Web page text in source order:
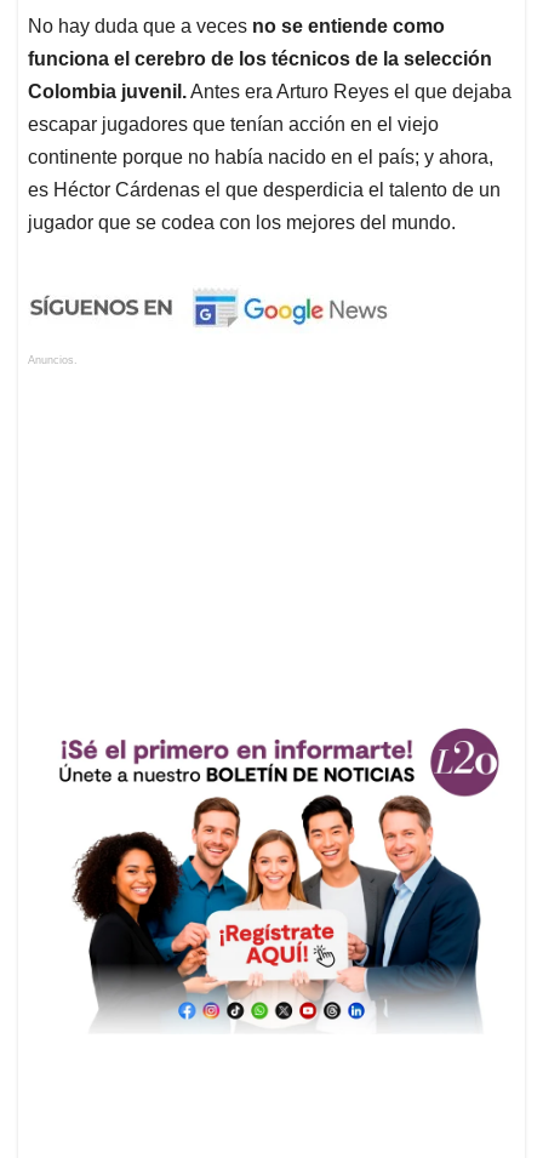
No hay duda que a veces no se entiende como
funciona el cerebro de los técnicos de la selección
Colombia juvenil.Antes era Arturo Reyes el que dejaba
escapar jugadores que tenían acción en el viejo
continente porque no había nacido en el país; y ahora,
es Héctor Cárdenas el que desperdicia el talento de un
jugador que se codea con los mejores del mundo.
Anuncios.